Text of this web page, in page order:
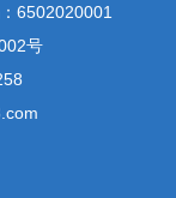
6502020001
号